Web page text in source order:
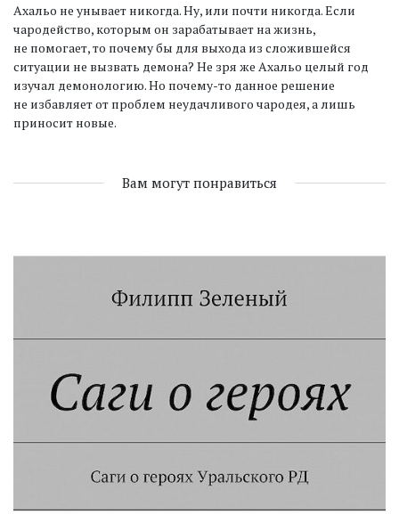
Ахальо не унывает никогда. Ну, или почти никогда. Если
чародейство, которым он зарабатывает на жизнь,
не помогает, то почему бы для выхода из сложившейся
ситуации не вызвать демона? Не зря же Ахальо целый год
изучал демонологию. Но почему-то данное решение
не избавляет от проблем неудачливого чародея, а лишь
приносит новые.
Вам могут понравиться